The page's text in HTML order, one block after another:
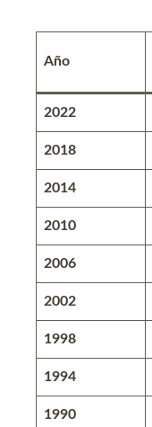
Año
2022
2018
2014
2010
2006
2002
1998
1994
1990